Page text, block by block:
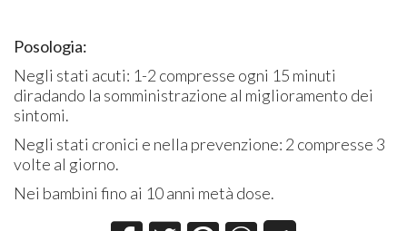
Posologia:
Negli stati acuti: 1-2 compresse ogni 15 minuti
diradando la somministrazione al miglioramento dei
sintomi.
Negli stati cronici e nella prevenzione: 2 compresse 3
volte al giorno.
Nei bambini fino ai 10 anni metà dose.